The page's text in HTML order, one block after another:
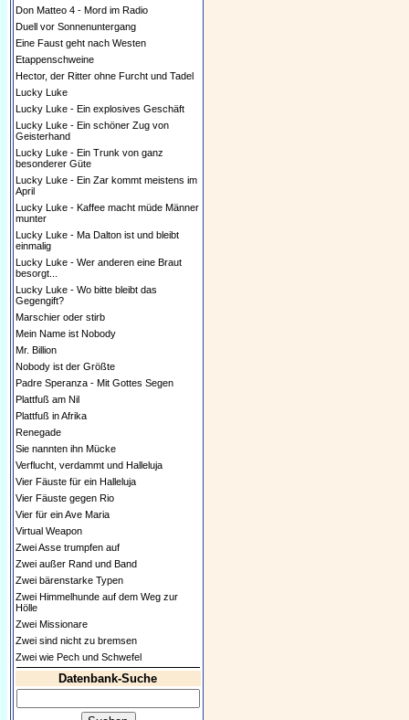
Don Matteo 4 - Mord im Radio
Duell vor Sonnenuntergang
Eine Faust geht nach Westen
Etappenschweine
Hector, der Ritter ohne Furcht und Tadel
Lucky Luke
Lucky Luke - Ein explosives Geschäft
Lucky Luke - Ein schöner Zug von
Geisterhand
Lucky Luke - Ein Trunk von ganz
besonderer Güte
Lucky Luke - Ein Zar kommt meistens im
April
Lucky Luke - Kaffee macht müde Männer
munter
Lucky Luke - Ma Dalton ist und bleibt
einmalig
Lucky Luke - Wer anderen eine Braut
besorgt...
Lucky Luke - Wo bitte bleibt das
Gegengift?
Marschier oder stirb
Mein Name ist Nobody
Mr. Billion
Nobody ist der Größte
Padre Speranza - Mit Gottes Segen
Plattfuß am Nil
Plattfuß in Afrika
Renegade
Sie nannten ihn Mücke
Verflucht, verdammt und Halleluja
Vier Fäuste für ein Halleluja
Vier Fäuste gegen Rio
Vier für ein Ave Maria
Virtual Weapon
Zwei Asse trumpfen auf
Zwei außer Rand und Band
Zwei bärenstarke Typen
Zwei Himmelhunde auf dem Weg zur
Hölle
Zwei Missionare
Zwei sind nicht zu bremsen
Zwei wie Pech und Schwefel
Datenbank-Suche